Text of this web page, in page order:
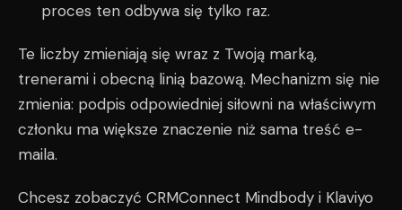
proces ten odbywa się tylko raz.
Te liczby zmieniają się wraz z Twoją marką,
trenerami i obecną linią bazową. Mechanizm się nie
zmienia: podpis odpowiedniej siłowni na właściwym
członku ma większe znaczenie niż sama treść e-
maila.
Chcesz zobaczyć CRMConnect Mindbody i Klaviyo